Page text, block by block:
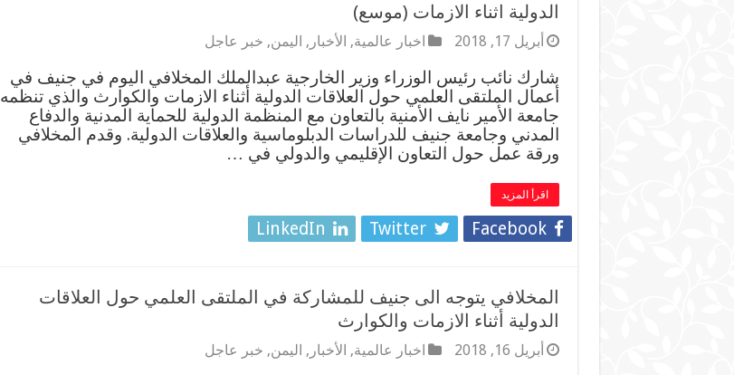
الدولية اثناء الازمات (موسع)
أبريل 17, 2018 اخبار عالمية, الأخبار , اليمن, خبر عاجل
شارك نائب رئيس الوزراء وزير الخارجية عبدالملك المخلافي اليوم في جنيف في
أعمال الملتقى العلمي حول العلاقات الدولية أثناء الازمات والكوارث والذي تنظمه
جامعة الأمير نايف الأمنية بالتعاون مع المنظمة الدولية للحماية المدنية والدفاع
المدني وجامعة جنيف للدراسات الدبلوماسية والعلاقات الدولية. وقدم المخلافي
ورقة عمل حول التعاون الإقليمي والدولي في …
اقرأ المزيد
Facebook
Twitter
LinkedIn
المخلافي يتوجه الى جنيف للمشاركة في الملتقى العلمي حول العلاقات
الدولية أثناء الازمات والكوارث
أبريل 16, 2018 اخبار عالمية, الأخبار , اليمن, خبر عاجل